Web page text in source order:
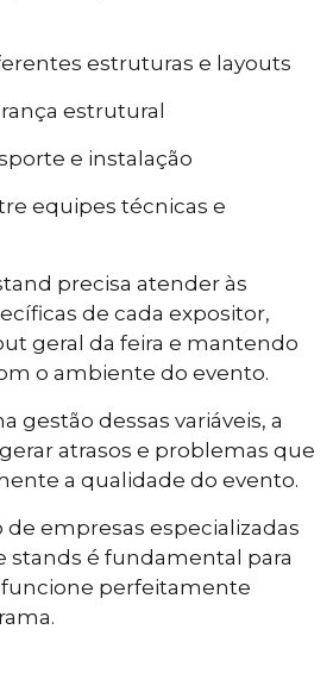
estruturas e layouts
estrutural
e instalação
equipes técnicas e
precisa atender às
de cada expositor,
geral da feira e mantendo
o ambiente do evento.
gestão dessas variáveis, a
atrasos e problemas que
a qualidade do evento.
de empresas especializadas
é fundamental para
perfeitamente